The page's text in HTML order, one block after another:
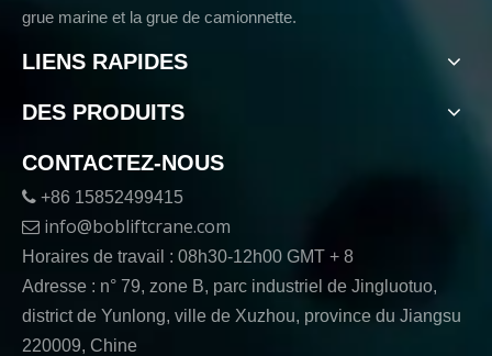
grue marine et la grue de camionnette.
LIENS RAPIDES
DES PRODUITS
CONTACTEZ-NOUS
 +86 15852499415
 info@bobliftcrane.com
Horaires de travail : 08h30-12h00 GMT + 8
Adresse : n° 79, zone B, parc industriel de Jingluotuo,
district de Yunlong, ville de Xuzhou, province du Jiangsu
220009, Chine